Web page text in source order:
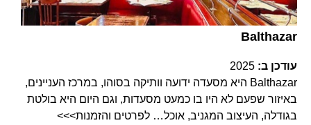
Balthazar
עודכן ב: 2025
Balthazar היא מסעדה ידועה וותיקה בסוהו, במרכז העניינים,
באיזור שפעם לא היו בו כמעט מסעדות, וגם היום היא בולטת
בגודלה, העיצוב המגניב, אוכל… לפרטים והזמנות>>>